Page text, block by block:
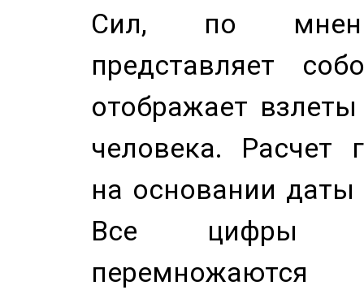
Сил, по
представляет
отображает
человека. Расчет
на основании
Все цифры